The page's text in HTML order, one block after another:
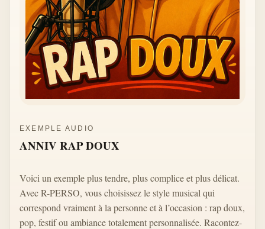
EXEMPLE AUDIO
ANNIV RAP DOUX
Voici un exemple plus tendre, plus complice et plus délicat.
Avec R-PERSO, vous choisissez le style musical qui
correspond vraiment à la personne et à l’occasion : rap doux,
pop, festif ou ambiance totalement personnalisée. Racontez-